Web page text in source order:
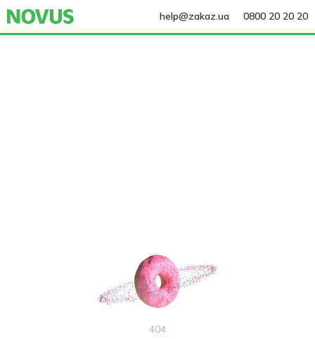
help@zakaz.ua 0800 20 20 20
404